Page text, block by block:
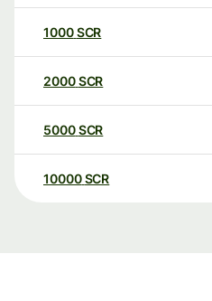
1000SCR
2000SCR
5000SCR
10000 SCR